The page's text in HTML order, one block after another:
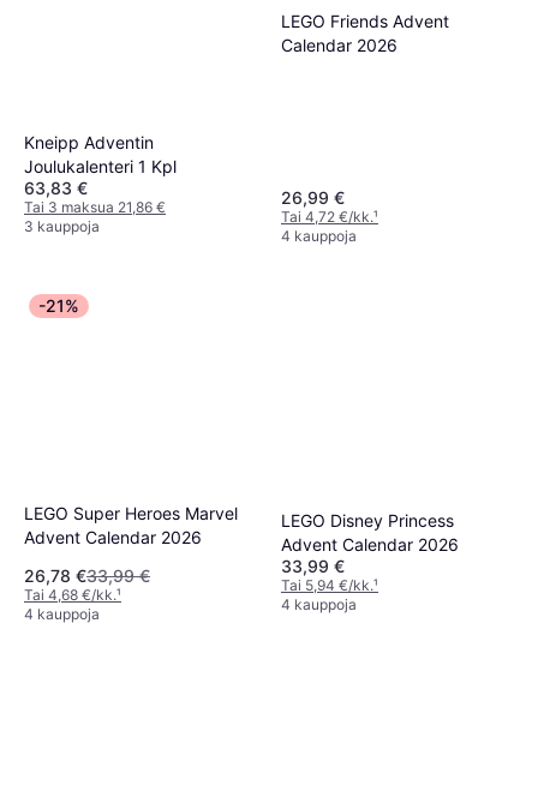
Kneipp Adventin
Joulukalenteri 1 Kpl
63,83 €
Tai 3 maksua 21,86 €
3 kauppoja
LEGO Friends Advent
Calendar 2026
26,99 €
Tai 4,72 €/kk.¹
4 kauppoja
-21%
LEGO Super Heroes Marvel
Advent Calendar 2026
26,78 €33,99 €
Tai 4,68 €/kk.¹
4 kauppoja
LEGO Disney Princess
Advent Calendar 2026
33,99 €
Tai 5,94 €/kk.¹
4 kauppoja